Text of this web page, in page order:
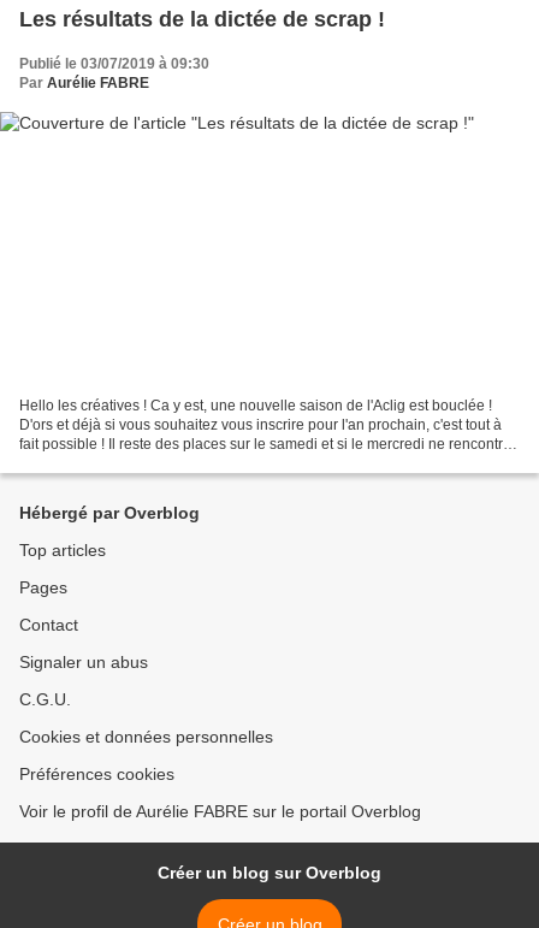
Les résultats de la dictée de scrap !
Publié le 03/07/2019 à 09:30
Par Aurélie FABRE
Hello les créatives ! Ca y est, une nouvelle saison de l'Aclig est bouclée !
D'ors et déjà si vous souhaitez vous inscrire pour l'an prochain, c'est tout à
fait possible ! Il reste des places sur le samedi et si le mercredi ne rencontre
Hébergé par Overblog
Top articles
Pages
Contact
Signaler un abus
C.G.U.
Cookies et données personnelles
Préférences cookies
Voir le profil de Aurélie FABRE sur le portail Overblog
Créer un blog sur Overblog